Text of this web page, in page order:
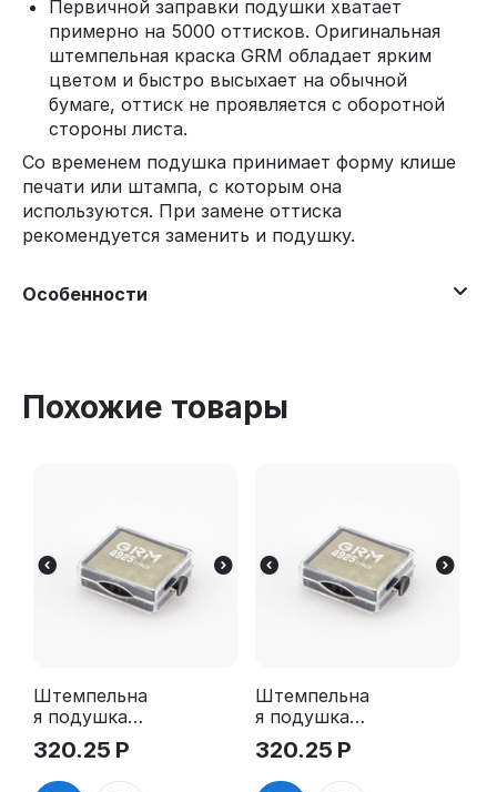
Первичной заправки подушки хватает
примерно на 5000 оттисков. Оригинальная
штемпельная краска GRM обладает ярким
цветом и быстро высыхает на обычной
бумаге, оттиск не проявляется с оборотной
стороны листа.
Со временем подушка принимает форму клише
печати или штампа, с которым она
используются. При замене оттиска
рекомендуется заменить и подушку.
Особенности
Похожие товары
Штемпельна
я подушка
для GRM
4925 2Pads
320.25 Р
Штемпельна
я подушка
для GRM
4925 2Pads,
синяя
320.25 Р